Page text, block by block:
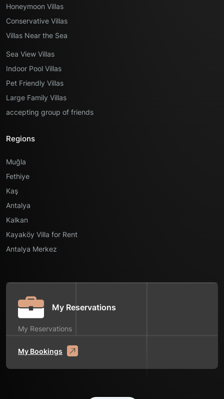
Honeymoon Villas
Conservative Villas
Villas Near the Sea
Sea View Villas
Indoor Pool Villas
Pet Friendly Villas
Large Family Villas
accepting group of friends
Regions
Muğla
Fethiye
Kaş
Antalya
Kalkan
Kayaköy Villa for Rent
Antalya Merkez
My Reservations
My Reservations
My Bookings